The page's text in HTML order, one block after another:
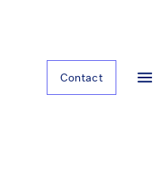
Contact